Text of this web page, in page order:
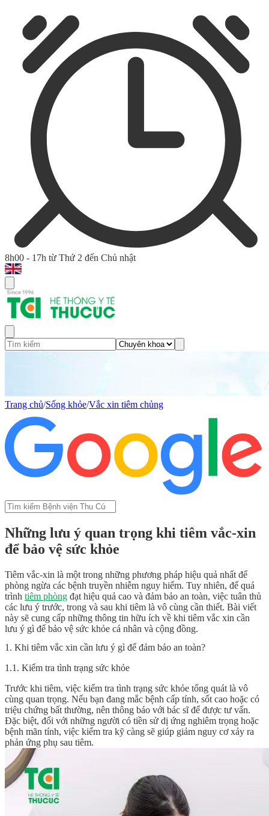
8h00 - 17h từ Thứ 2 đến Chủ nhật
Trang chủ/Sống khỏe/Vắc xin tiêm chủng
Những lưu ý quan trọng khi tiêm vắc-xin
để bảo vệ sức khỏe
Tiêm vắc-xin là một trong những phương pháp hiệu quả nhất để
phòng ngừa các bệnh truyền nhiễm nguy hiểm. Tuy nhiên, để quá
trình tiêm phòng đạt hiệu quả cao và đảm bảo an toàn, việc tuân thủ
các lưu ý trước, trong và sau khi tiêm là vô cùng cần thiết. Bài viết
này sẽ cung cấp những thông tin hữu ích về khi tiêm vắc xin cần
lưu ý gì để bảo vệ sức khỏe cá nhân và cộng đồng.
1. Khi tiêm vắc xin cần lưu ý gì để đảm bảo an toàn?
1.1. Kiểm tra tình trạng sức khỏe
Trước khi tiêm, việc kiểm tra tình trạng sức khỏe tổng quát là vô
cùng quan trọng. Nếu bạn đang mắc bệnh cấp tính, sốt cao hoặc có
triệu chứng bất thường, nên thông báo với bác sĩ để được tư vấn.
Đặc biệt, đối với những người có tiền sử dị ứng nghiêm trọng hoặc
bệnh mãn tính, việc kiểm tra kỹ càng sẽ giúp giảm nguy cơ xảy ra
phản ứng phụ sau tiêm.